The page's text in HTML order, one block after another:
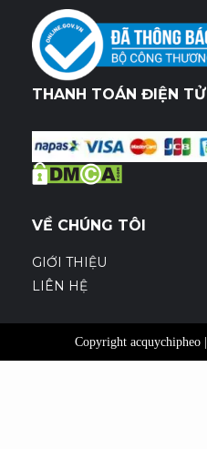
THANH TOÁN ĐIỆN TỬ
VỀ CHÚNG TÔI
GIỚI THIỆU
LIÊN HỆ
Copyright acquychipheo |